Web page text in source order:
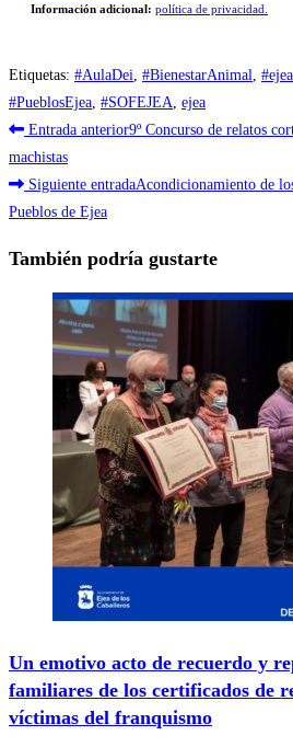
Información adicional: política de privacidad.
Etiquetas: #AulaDei #BienestarAnimal
#PueblosEjea #SOFEJEA ejea
Leer
más
artículos
Entrada anterior9º Concurso de relatos
machistas
Siguiente entradaAcondicionamiento de
Pueblos de Ejea
También podría gustarte
Un emotivo acto de recuerdo y
familiares de los certificados de
víctimas del franquismo